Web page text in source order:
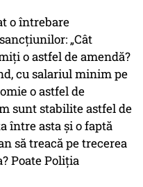
o întrebare
„Cât
o astfel de amendă?
cu salariul minim pe
o astfel de
sunt stabilite astfel de
între asta și o faptă
să treacă pe trecerea
Poate Poliția